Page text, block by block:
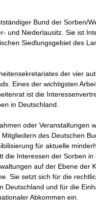
Bund der Sorben/
und Niederlausitz. Sie ist
Siedlungsgebiet des
der vier
Eines der wichtigsten
ist die
in Deutschland.
oder Veranstaltungen
des Deutschen
für aktuelle
Interessen der Sorben in
auf der Ebene der
Sie setzt sich für die
Deutschland und für die
Abkommen ein.